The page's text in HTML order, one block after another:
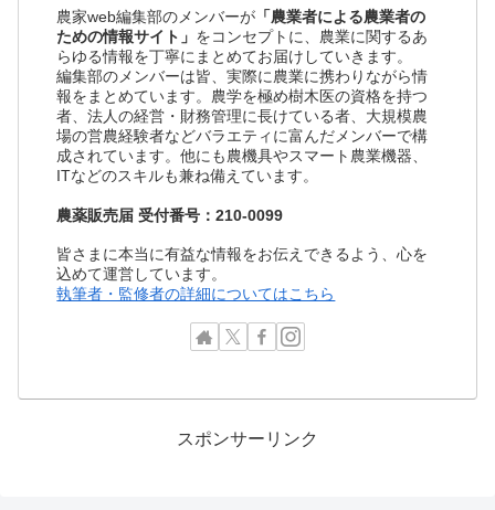
農家web編集部のメンバーが 「農業者による農業者の
ための情報サイト」 をコンセプトに、農業に関するあ
らゆる情報を丁寧にまとめてお届けしていきます。
編集部のメンバーは皆、実際に農業に携わりながら情
報をまとめています。農学を極め樹木医の資格を持つ
者、法人の経営・財務管理に長けている者、大規模農
場の営農経験者などバラエティに富んだメンバーで構
成されています。他にも農機具やスマート農業機器、
ITなどのスキルも兼ね備えています。
農薬販売届 受付番号：210-0099
皆さまに本当に有益な情報をお伝えできるよう、心を
込めて運営しています。
執筆者・監修者の詳細についてはこちら
スポンサーリンク